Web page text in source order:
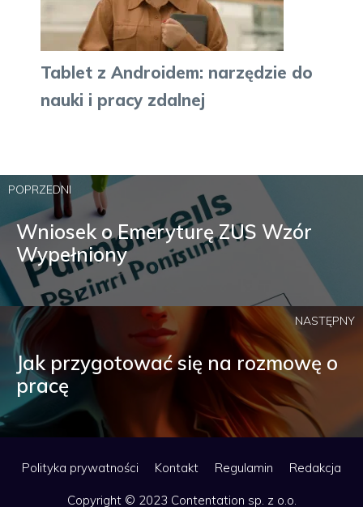
Tablet z Androidem: narzędzie do
nauki i pracy zdalnej
POPRZEDNI
Wniosek o Emeryturę ZUS Wzór
Wypełniony
NASTĘPNY
Jak przygotować się na rozmowę o
pracę
Polityka prywatności Kontakt Regulamin Redakcja
Copyright © 2023 Contentation sp. z o.o.